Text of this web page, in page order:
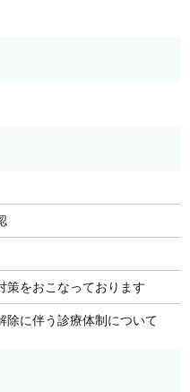
策をおこなっております
除に伴う診療体制について